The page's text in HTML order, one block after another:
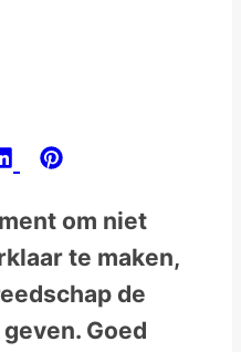
Share
LinkedIn
Share
om niet
te maken,
de
Goed